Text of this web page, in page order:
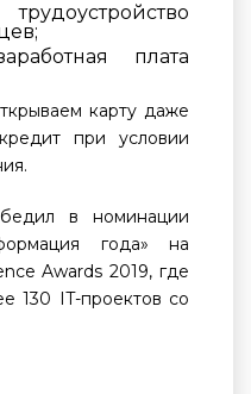
плата
карту даже
при условии
в номинации
года» на
Awards 2019, где
130 IT-проектов со